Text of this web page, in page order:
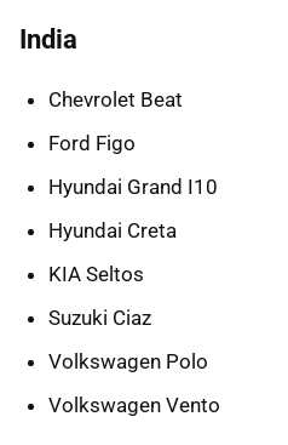
India
Chevrolet Beat
Ford Figo
Hyundai Grand I10
Hyundai Creta
KIA Seltos
Suzuki Ciaz
Volkswagen Polo
Volkswagen Vento